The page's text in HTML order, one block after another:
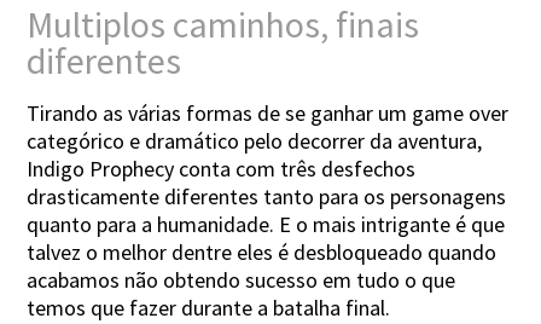
Multiplos caminhos, finais
diferentes
Tirando as várias formas de se ganhar um game over
categórico e dramático pelo decorrer da aventura,
Indigo Prophecy conta com três desfechos
drasticamente diferentes tanto para os personagens
quanto para a humanidade. E o mais intrigante é que
talvez o melhor dentre eles é desbloqueado quando
acabamos não obtendo sucesso em tudo o que
temos que fazer durante a batalha final.